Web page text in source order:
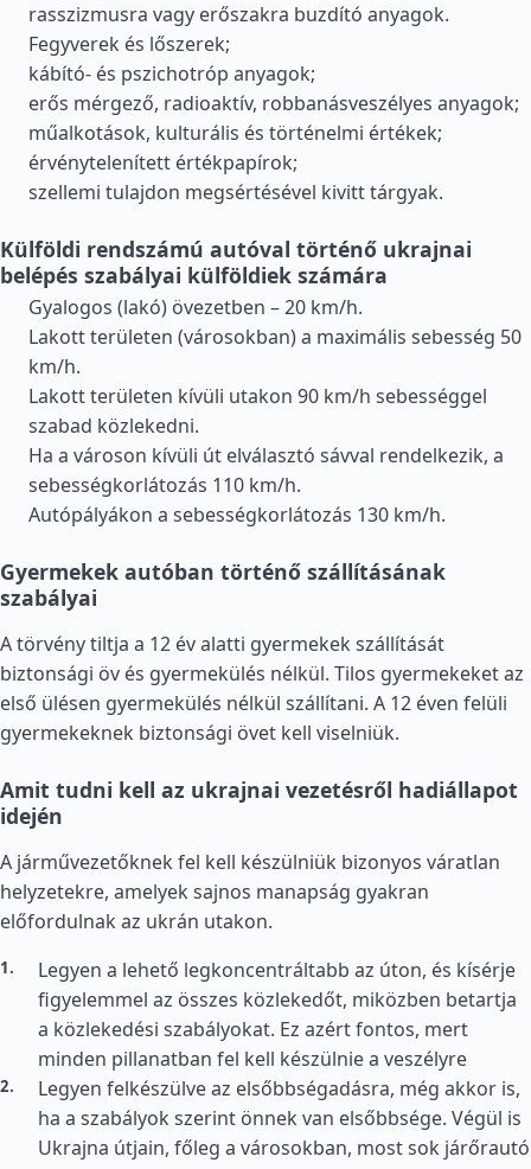
rasszizmusra vagy erőszakra buzdító anyagok.
Fegyverek és lőszerek;
kábító- és pszichotróp anyagok;
erős mérgező, radioaktív, robbanásveszélyes anyagok;
műalkotások, kulturális és történelmi értékek;
érvénytelenített értékpapírok;
szellemi tulajdon megsértésével kivitt tárgyak.
Külföldi rendszámú autóval történő ukrajnai
belépés szabályai külföldiek számára
Gyalogos (lakó) övezetben – 20 km/h.
Lakott területen (városokban) a maximális sebesség 50
km/h.
Lakott területen kívüli utakon 90 km/h sebességgel
szabad közlekedni.
Ha a városon kívüli út elválasztó sávval rendelkezik, a
sebességkorlátozás 110 km/h.
Autópályákon a sebességkorlátozás 130 km/h.
Gyermekek autóban történő szállításának
szabályai
A törvény tiltja a 12 év alatti gyermekek szállítását
biztonsági öv és gyermekülés nélkül. Tilos gyermekeket az
első ülésen gyermekülés nélkül szállítani. A 12 éven felüli
gyermekeknek biztonsági övet kell viselniük.
Amit tudni kell az ukrajnai vezetésről hadiállapot
idején
A járművezetőknek fel kell készülniük bizonyos váratlan
helyzetekre, amelyek sajnos manapság gyakran
előfordulnak az ukrán utakon.
Legyen a lehető legkoncentráltabb az úton, és kísérje
figyelemmel az összes közlekedőt, miközben betartja
a közlekedési szabályokat. Ez azért fontos, mert
minden pillanatban fel kell készülnie a veszélyre
Legyen felkészülve az elsőbbségadásra, még akkor is,
ha a szabályok szerint önnek van elsőbbsége. Végül is
Ukrajna útjain, főleg a városokban, most sok járőrautó